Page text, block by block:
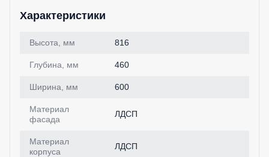
Характеристики
Высота, мм 816
Глубина, мм 460
Ширина, мм 600
Материал
фасада
ЛДСП
Материал
корпуса
ЛДСП